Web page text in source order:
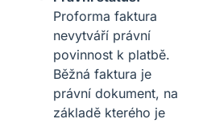
Proforma faktura
nevytváří právní
povinnost k platbě.
Běžná faktura je
právní dokument, na
základě kterého je